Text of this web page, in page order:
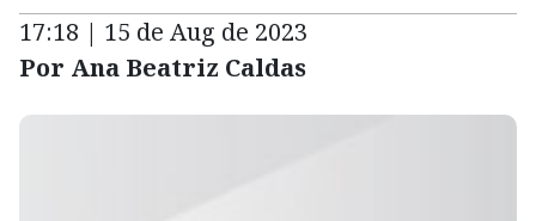
17:18 | 15 de Aug de 2023
Por Ana Beatriz Caldas